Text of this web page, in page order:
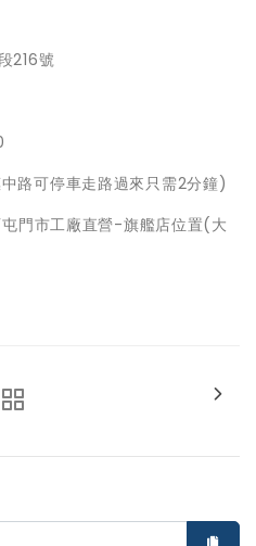
216號
路可停車走路過來只需2分鐘)
門市工廠直營-旗艦店位置(大